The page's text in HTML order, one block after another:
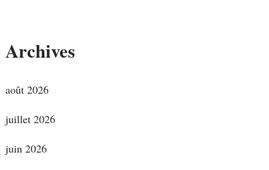
Archives
août 2026
juillet 2026
juin 2026